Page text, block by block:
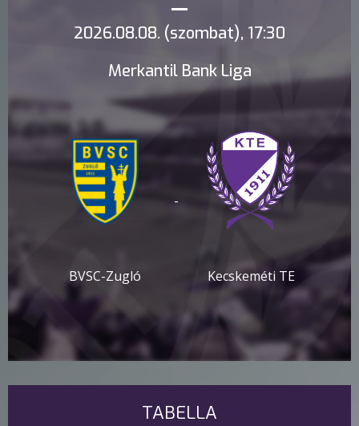
2026.08.08. (szombat), 17:30
Merkantil Bank Liga
BVSC-Zugló
-
Kecskeméti TE
TABELLA